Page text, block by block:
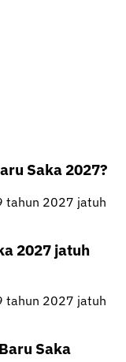
Saka 2027?
tahun 2027 jatuh
2027 jatuh
tahun 2027 jatuh
Saka